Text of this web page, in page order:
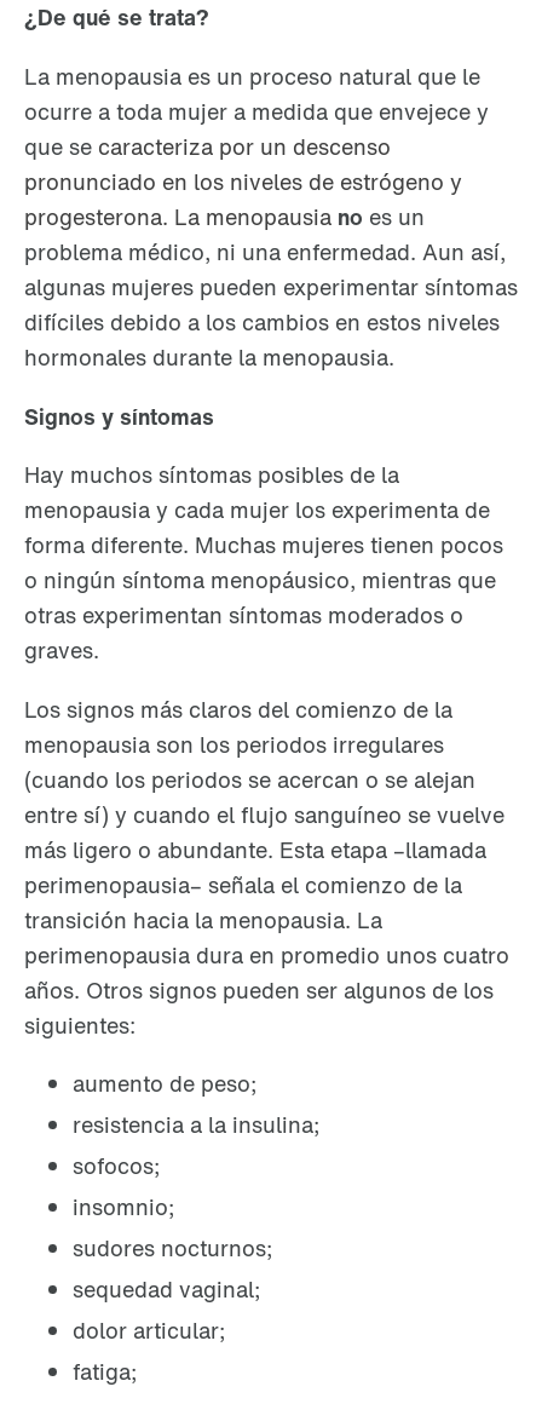
¿De qué se trata?
La menopausia es un proceso natural que le
ocurre a toda mujer a medida que envejece y
que se caracteriza por un descenso
pronunciado en los niveles de estrógeno y
progesterona. La menopausia no es un
problema médico, ni una enfermedad. Aun así,
algunas mujeres pueden experimentar síntomas
difíciles debido a los cambios en estos niveles
hormonales durante la menopausia.
Signos y síntomas
Hay muchos síntomas posibles de la
menopausia y cada mujer los experimenta de
forma diferente. Muchas mujeres tienen pocos
o ningún síntoma menopáusico, mientras que
otras experimentan síntomas moderados o
graves.
Los signos más claros del comienzo de la
menopausia son los periodos irregulares
(cuando los periodos se acercan o se alejan
entre sí) y cuando el flujo sanguíneo se vuelve
más ligero o abundante. Esta etapa –llamada
perimenopausia– señala el comienzo de la
transición hacia la menopausia. La
perimenopausia dura en promedio unos cuatro
años. Otros signos pueden ser algunos de los
siguientes:
aumento de peso;
resistencia a la insulina;
sofocos;
insomnio;
sudores nocturnos;
sequedad vaginal;
dolor articular;
fatiga;